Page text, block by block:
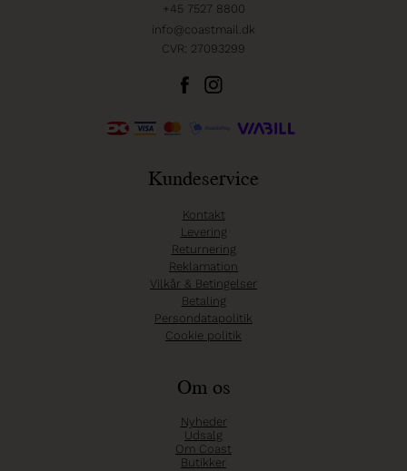
+45 7527 8800
info@coastmail.dk
CVR: 27093299
Kundeservice
Kontakt
Levering
Returnering
Reklamation
Vilkår & Betingelser
Betaling
Persondatapolitik
Cookie politik
Om os
Nyheder
Udsalg
Om Coast
Butikker